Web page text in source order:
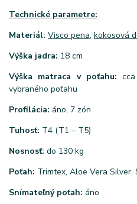
Technické parametre:
Materiál: Visco pena, kokosová
Výška jadra: 18 cm
Výška matraca v poťahu:
vybraného poťahu
Profilácia: áno, 7 zón
Tuhosť: T4 (T1 – T5)
Nosnosť: do 130 kg
Poťah: Trimtex, Aloe Vera Silver,
Snímateľný poťah: áno